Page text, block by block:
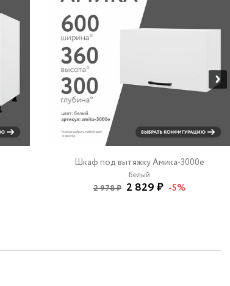
Шкаф под вытяжку Амика-3000e
Белый
2 978 ₽ 2 829 ₽ -5%